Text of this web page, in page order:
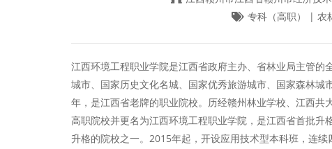
专科（高职） | 农
江西环境工程职业学院是江西省政府主办、省林业局主管
城市、国家历史文化名城、国家优秀旅游城市、国家森林
年，是江西省老牌的职业院校。历经赣州林业学校、江西
高职院校并更名为江西环境工程职业学院，是江西省首批
升格的院校之一。2015年起，开设应用技术型本科班，连